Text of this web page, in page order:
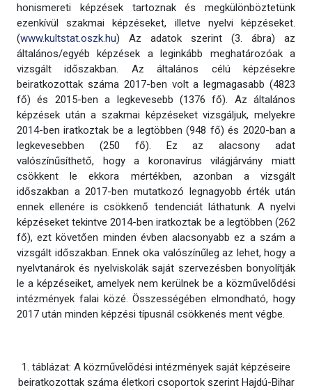
honismereti képzések tartoznak és megkülönböztetünk
ezenkívül szakmai képzéseket, illetve nyelvi képzéseket.
(www.kultstat.oszk.hu) Az adatok szerint (3. ábra) az
általános/egyéb képzések a leginkább meghatározóak a
vizsgált időszakban. Az általános célú képzésekre
beiratkozottak száma 2017-ben volt a legmagasabb (4823
fő) és 2015-ben a legkevesebb (1376 fő). Az általános
képzések után a szakmai képzéseket vizsgáljuk, melyekre
2014-ben iratkoztak be a legtöbben (948 fő) és 2020-ban a
legkevesebben (250 fő). Ez az alacsony adat
valószínűsíthető, hogy a koronavírus világjárvány miatt
csökkent le ekkora mértékben, azonban a vizsgált
időszakban a 2017-ben mutatkozó legnagyobb érték után
ennek ellenére is csökkenő tendenciát láthatunk. A nyelvi
képzéseket tekintve 2014-ben iratkoztak be a legtöbben (262
fő), ezt követően minden évben alacsonyabb ez a szám a
vizsgált időszakban. Ennek oka valószínűleg az lehet, hogy a
nyelvtanárok és nyelviskolák saját szervezésben bonyolítják
le a képzéseiket, amelyek nem kerülnek be a közművelődési
intézmények falai közé. Összességében elmondható, hogy
2017 után minden képzési típusnál csökkenés ment végbe.
1. táblázat: A közművelődési intézmények saját képzéseire
beiratkozottak száma életkori csoportok szerint Hajdú-Bihar